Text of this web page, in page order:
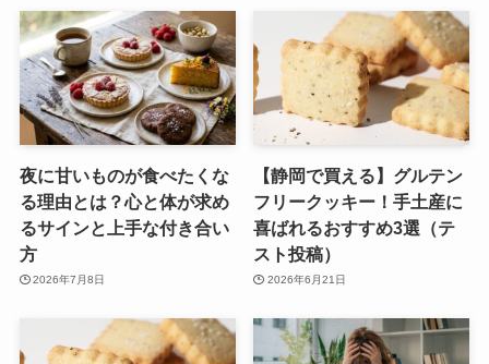
夜に甘いものが食べたくな
る理由とは？心と体が求め
るサインと上手な付き合い
方
2026年7月8日
【静岡で買える】グルテン
フリークッキー！手土産に
喜ばれるおすすめ3選（テ
スト投稿）
2026年6月21日